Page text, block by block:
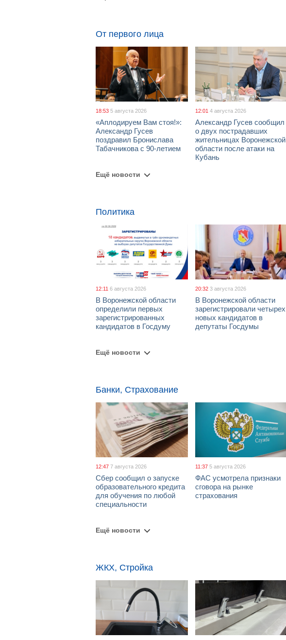
От первого лица
18:53 5 августа 2026
«Аплодируем Вам стоя!»:
Александр Гусев
поздравил Бронислава
Табачникова с 90-летием
12:01 4 августа 2026
Александр Гусев сообщил
о двух пострадавших
жительницах Воронежской
области после атаки на
Кубань
Ещё новости
Политика
12:11 6 августа 2026
В Воронежской области
определили первых
зарегистрированных
кандидатов в Госдуму
20:32 3 августа 2026
В Воронежской области
зарегистрировали четырех
новых кандидатов в
депутаты Госдумы
Ещё новости
Банки, Страхование
12:47 7 августа 2026
Сбер сообщил о запуске
образовательного кредита
для обучения по любой
специальности
11:37 5 августа 2026
ФАС усмотрела признаки
сговора на рынке
страхования
Ещё новости
ЖКХ, Стройка